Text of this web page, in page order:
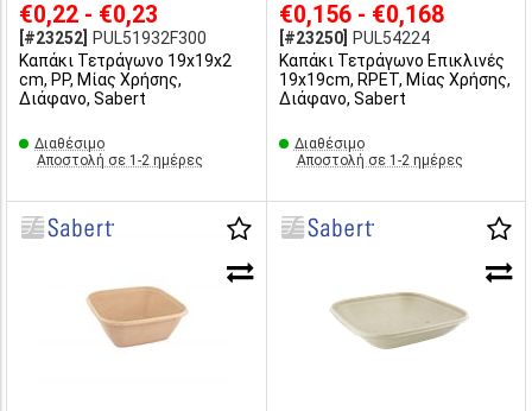
€0,22 - €0,23
[#23252]
PUL51932F300
Καπάκι Τετράγωνο 19x19x2
cm, PP, Μίας Χρήσης,
Διάφανο, Sabert
Διαθέσιμο
Αποστολή σε 1-2 ημέρες
€0,156 - €0,168
[#23250]
PUL54224
Καπάκι Τετράγωνο Επικλινές
19x19cm, RPET, Μίας Χρήσης,
Διάφανο, Sabert
Διαθέσιμο
Αποστολή σε 1-2 ημέρες